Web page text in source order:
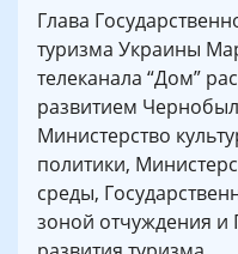
Глава
туризма Украины
телеканала “Дом”
развитием
Министерство
политики,
среды,
зоной отчуждения и